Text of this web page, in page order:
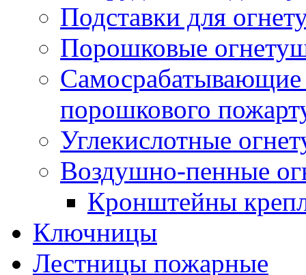
Подставки для
Порошковые
порошкового
Углекислотные
Воздушно-пенные
Кронштейны
Ключницы
Лестницы пожарные